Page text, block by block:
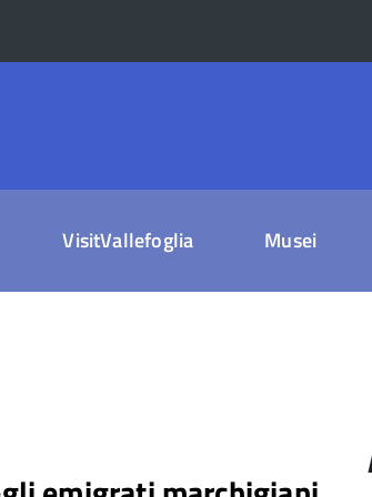
VisitVallefoglia Musei